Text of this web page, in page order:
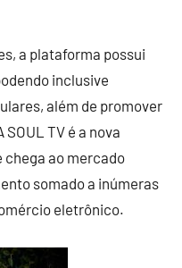
a plataforma possui
inclusive
além de promover
TV é a nova
chega ao mercado
somado a inúmeras
eletrônico.